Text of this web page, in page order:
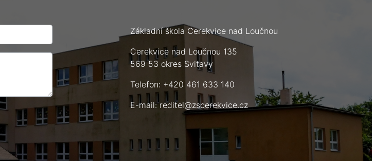
Základní škola Cerekvice nad Loučnou
Cerekvice nad Loučnou 135
569 53 okres Svitavy
Telefon: +420 461 633 140
E-mail:reditel@zscerekvice.cz